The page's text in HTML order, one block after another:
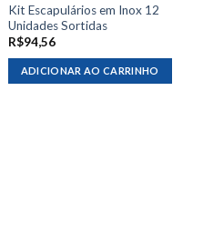
Kit Escapulários em Inox 12
Unidades Sortidas
R$94,56
ADICIONAR AO CARRINHO